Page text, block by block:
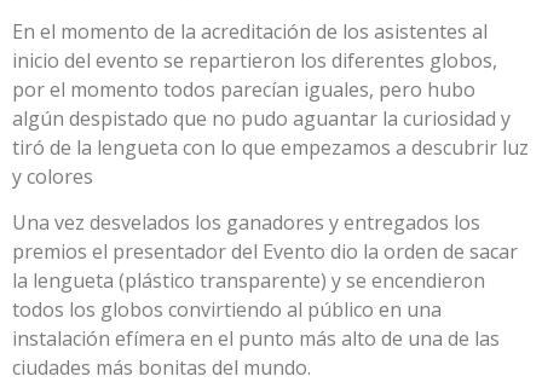
En el momento de la acreditación de los asistentes al
inicio del evento se repartieron los diferentes globos,
por el momento todos parecían iguales, pero hubo
algún despistado que no pudo aguantar la curiosidad y
tiró de la lengueta con lo que empezamos a descubrir luz
y colores
Una vez desvelados los ganadores y entregados los
premios el presentador del Evento dio la orden de sacar
la lengueta (plástico transparente) y se encendieron
todos los globos convirtiendo al público en una
instalación efímera en el punto más alto de una de las
ciudades más bonitas del mundo.